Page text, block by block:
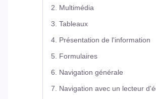
2. Multimédia
3. Tableaux
4. Présentation de l'information
5. Formulaires
6. Navigation générale
7. Navigation avec un lecteur